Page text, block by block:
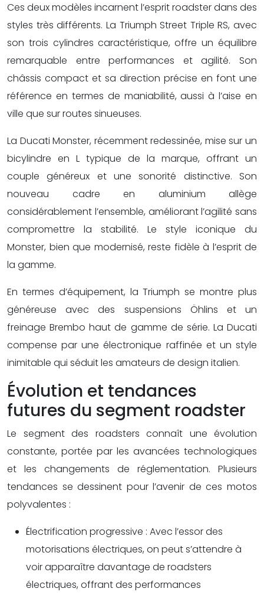
Ces deux modèles incarnent l’esprit roadster dans des
styles très différents. La Triumph Street Triple RS, avec
son trois cylindres caractéristique, offre un équilibre
remarquable entre performances et agilité. Son
châssis compact et sa direction précise en font une
référence en termes de maniabilité, aussi à l’aise en
ville que sur routes sinueuses.
La Ducati Monster, récemment redessinée, mise sur un
bicylindre en L typique de la marque, offrant un
couple généreux et une sonorité distinctive. Son
nouveau cadre en aluminium allège
considérablement l’ensemble, améliorant l’agilité sans
compromettre la stabilité. Le style iconique du
Monster, bien que modernisé, reste fidèle à l’esprit de
la gamme.
En termes d’équipement, la Triumph se montre plus
généreuse avec des suspensions Öhlins et un
freinage Brembo haut de gamme de série. La Ducati
compense par une électronique raffinée et un style
inimitable qui séduit les amateurs de design italien.
Évolution et tendances
futures du segment roadster
Le segment des roadsters connaît une évolution
constante, portée par les avancées technologiques
et les changements de réglementation. Plusieurs
tendances se dessinent pour l’avenir de ces motos
polyvalentes :
Électrification progressive : Avec l’essor des
motorisations électriques, on peut s’attendre à
voir apparaître davantage de roadsters
électriques, offrant des performances